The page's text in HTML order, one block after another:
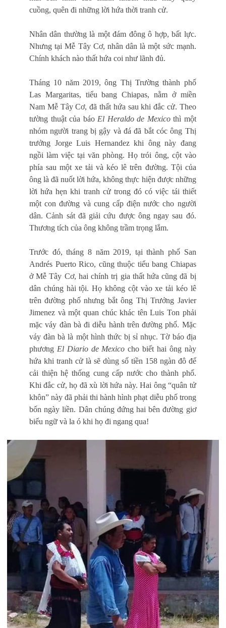
cuồng, quên đi những lời hứa thời tranh cử.
Nhân dân thường là một đám đông ô hợp, bất lực.
Nhưng tại Mễ Tây Cơ, nhân dân là một sức mạnh.
Chính khách nào thất hứa coi như lãnh đủ.
Tháng 10 năm 2019, ông Thị Trường thành phố
Las Margaritas, tiểu bang Chiapas, nằm ở miền
Nam Mễ Tây Cơ, đã thất hứa sau khi đắc cử. Theo
tường thuật của báo El Heraldo de Mexicothì một
nhóm người trang bị gậy và đá đã bắt cóc ông Thị
trưởng Jorge Luis Hernandez khi ông này đang
ngồi làm việc tại văn phòng. Họ trói ông, cột vào
phía sau một xe tải và kéo lê trên đường. Tội của
ông là đã nuốt lời hứa, không thực hiện được những
lời hứa hẹn khi tranh cử trong đó có việc tái thiết
một con đường và cung cấp điện nước cho người
dân. Cảnh sát đã giải cứu được ông ngay sau đó.
Thương tích của ông không trầm trọng lắm.
Trước đó, tháng 8 năm 2019, tại thành phố San
Andrés Puerto Rico, cũng thuộc tiểu bang Chiapas
ở Mễ Tây Cơ, hai chính trị gia thất hứa cũng đã bị
dân chúng hài tội. Họ không cột vào xe tải kéo lê
trên đường phố nhưng bắt ông Thị Trưởng Javier
Jimenez và một quan chúc khác tên Luis Ton phải
mặc váy đàn bà đi diễu hành trên đường phố. Mặc
váy đàn bà là một hình thức bị sỉ nhục. Tờ báo địa
phương El Diario de Mexico cho biết hai ông này
hứa khi tranh cử là sẽ dùng số tiền 158 ngàn đô để
cải thiện hệ thống cung cấp nước cho thành phố.
Khi đắc cử, họ đã xù lời hứa này. Hai ông “quân tử
khôn” này đã phải thi hành hình phạt diễu phố trong
bốn ngày liền. Dân chúng đứng hai bên đường giơ
biểu ngữ và la ó khi họ đi ngang qua!